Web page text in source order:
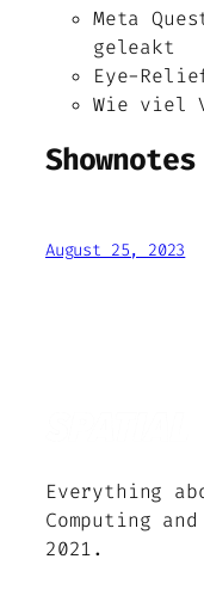
Meta
geleakt
Eye-
Wie viel
Shownotes
August 25, 2023
Everything
Computing
2021.